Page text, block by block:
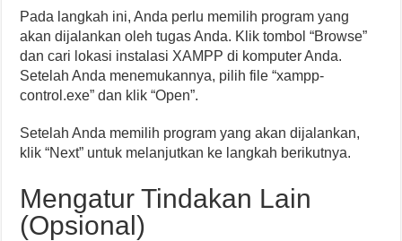
Pada langkah ini, Anda perlu memilih program yang
akan dijalankan oleh tugas Anda. Klik tombol “Browse”
dan cari lokasi instalasi XAMPP di komputer Anda.
Setelah Anda menemukannya, pilih file “xampp-
control.exe” dan klik “Open”.
Setelah Anda memilih program yang akan dijalankan,
klik “Next” untuk melanjutkan ke langkah berikutnya.
Mengatur Tindakan Lain
(Opsional)